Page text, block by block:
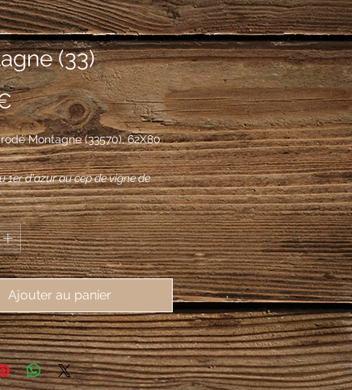
(33)
Prix
Montagne (33570), 62X80
1er d'azur au cep de vigne de
du même et feuillé de sinople,
du même, au 2e de gueules à la
ajourée et maçonnée de
de sable au lion contourné à la
d'or, au 4e d'azur à la crosse
et posée en barre, mouvant de
de la pointe, la volute ornée
fût virolé de gueules.
Ajouter au panier